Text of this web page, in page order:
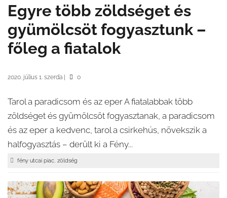
Egyre több zöldséget és
gyümölcsöt fogyasztunk –
főleg a fiatalok
2020. július 1. szerda 0
Tarol a paradicsom és az eper A fiatalabbak több
zöldséget és gyümölcsöt fogyasztanak, a paradicsom
és az eper a kedvenc, tarol a csirkehús, növekszik a
halfogyasztás – derült ki a Fény...
fény utcai piac, zöldség